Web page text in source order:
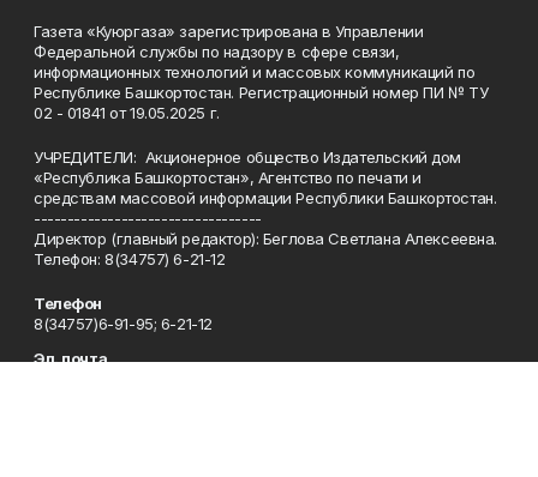
Газета «Куюргаза» зарегистрирована в Управлении
Федеральной службы по надзору в сфере связи,
информационных технологий и массовых коммуникаций по
Республике Башкортостан. Регистрационный номер ПИ № ТУ
02 - 01841 от 19.05.2025 г.
УЧРЕДИТЕЛИ: Акционерное общество Издательский дом
«Республика Башкортостан», Агентство по печати и
средствам массовой информации Республики Башкортостан.
----------------------------------
Директор (главный редактор): Беглова Светлана Алексеевна.
Телефон: 8(34757) 6-21-12
Телефон
8(34757)6-91-95; 6-21-12
Эл. почта